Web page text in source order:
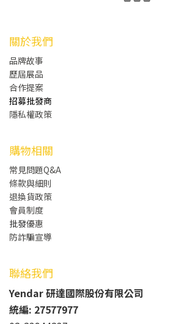
關於我們
品牌故事
歷屆展品
合作提案
招募批發商
隱私權政策
購物相關
常見問題Q&A
條款與細則
退換貨政策
會員制度
批發優惠
防詐騙宣導
聯絡我們
Yendar 研達國際股份有限公司
統編: 27577977